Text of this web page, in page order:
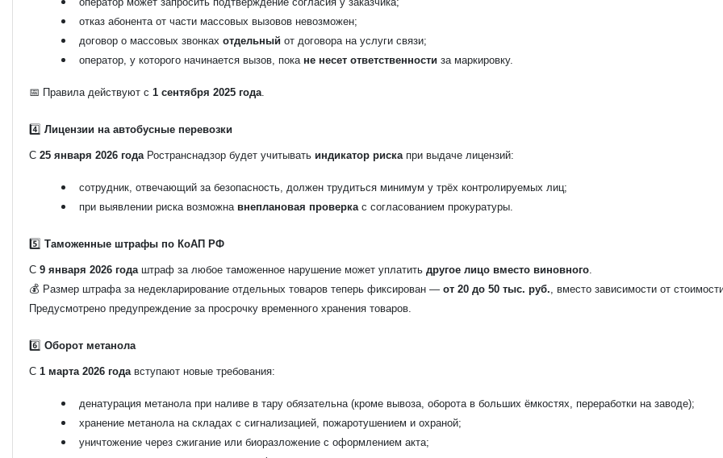
отказ абонента от части массовых вызовов невозможен;
договор о массовых звонках отдельный от договора на услуги связи;
оператор, у которого начинается вызов, пока не несет ответственности за маркировку.
📅 Правила действуют с 1 сентября 2025 года
4️⃣ Лицензии на автобусные перевозки
С 25 января 2026 года Ространснадзор будет учитывать индикатор риска при выдаче лицензий:
сотрудник, отвечающий за безопасность, должен трудиться минимум у трёх контролируемых лиц;
при выявлении риска возможна внеплановая проверка с согласованием прокуратуры.
5️⃣ Таможенные штрафы по КоАП РФ
С 9 января 2026 года штраф за любое таможенное нарушение может уплатить другое лицо вместо виновного
💰 Размер штрафа за недекларирование отдельных товаров теперь фиксирован — от 20 до 50 тыс. руб. , вместо зависимости от
Предусмотрено предупреждение за просрочку временного хранения товаров.
6️⃣ Оборот метанола
С 1 марта 2026 года вступают новые требования:
денатурация метанола при наливе в тару обязательна (кроме вывоза, оборота в больших ёмкостях, переработки на заводе);
хранение метанола на складах с сигнализацией, пожаротушением и охраной;
уничтожение через сжигание или биоразложение с оформлением акта;